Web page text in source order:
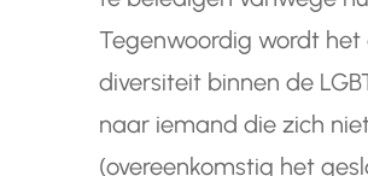
Tegenwoordig wordt
diversiteit binnen de
naar iemand die zich
(overeenkomstig het